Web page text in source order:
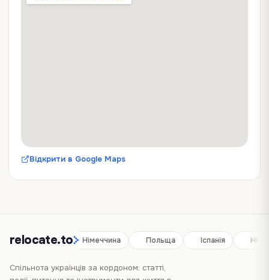
Відкрити в Google Maps
relocate.to
Іспанія Німеччина Польща Іспанія
Спільнота українців за кордоном: статті,